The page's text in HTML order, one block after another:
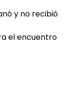
y no recibió
el encuentro